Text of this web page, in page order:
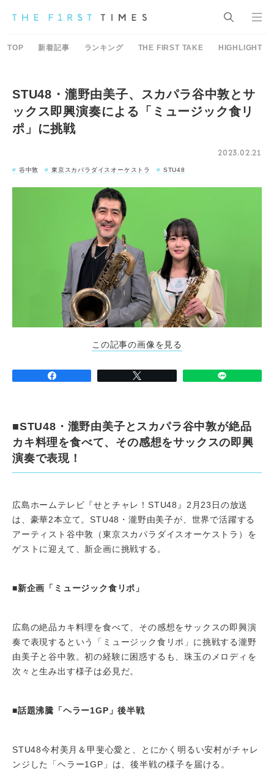
TOP 新着記事 ランキング THE FIRST TAKE HIGHLIGHT
STU48・瀧野由美子、スカパラ谷中敦とサ
ックス即興演奏による「ミュージック食リ
ポ」に挑戦
2023.02.21
谷中敦 東京スカパラダイスオーケストラ STU48
この記事の画像を見る
■STU48・瀧野由美子とスカパラ谷中敦が絶品
カキ料理を食べて、その感想をサックスの即興
演奏で表現！
広島ホームテレビ『せとチャレ！STU48』2月23日の放送
は、豪華2本立て。STU48・瀧野由美子が、世界で活躍する
アーティスト谷中敦（東京スカパラダイスオーケストラ）を
ゲストに迎えて、新企画に挑戦する。
■新企画「ミュージック食リポ」
広島の絶品カキ料理を食べて、その感想をサックスの即興演
奏で表現するという「ミュージック食リポ」に挑戦する瀧野
由美子と谷中敦。初の経験に困惑するも、珠玉のメロディを
次々と生み出す様子は必見だ。
■話題沸騰「ヘラー1GP」後半戦
STU48今村美月＆甲斐心愛と、とにかく明るい安村がチャレ
ンジした「ヘラー1GP」は、後半戦の様子を届ける。